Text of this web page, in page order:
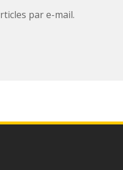
par e-mail.